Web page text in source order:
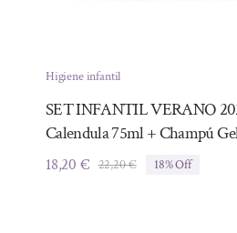
Higiene infantil
SET INFANTIL VERANO
Calendula 75ml + Champú
22,20€El
18,20 €
El
18% Off